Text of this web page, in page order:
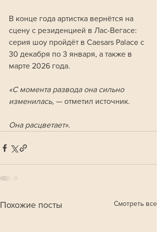
В конце года артистка вернётся на
сцену с резиденцией в Лас-Вегасе:
серия шоу пройдёт в Caesars Palace с
30 декабря по 3 января, а также в
марте 2026 года.
«С момента развода она сильно
изменилась, — отметил источник.
Она расцветает».
Похожие посты Смотреть все